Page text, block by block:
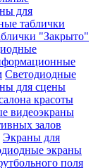
для
таблички
"Закрыто"
Светодиодные
для сцены
красоты
видеоэкраны
залов
Экраны для
экраны
поля